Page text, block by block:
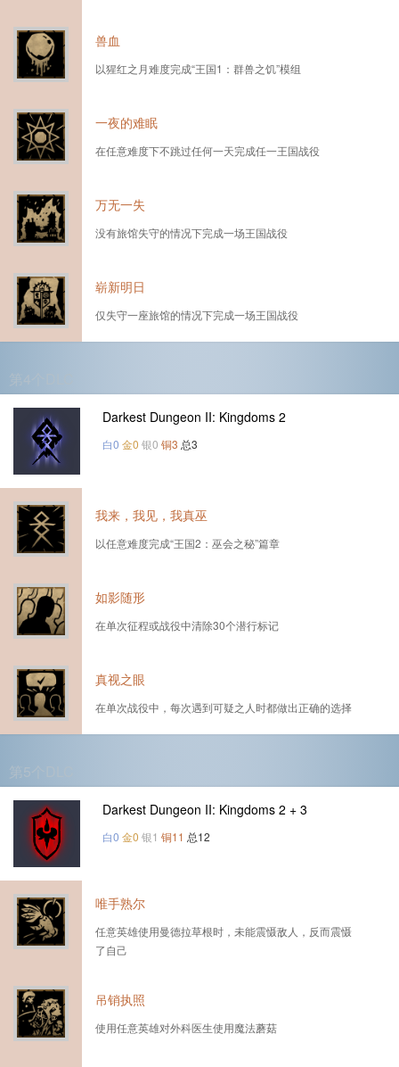
兽血
以猩红之月难度完成“王国1：群兽之饥”模组
一夜的难眠
在任意难度下不跳过任何一天完成任一王国战役
万无一失
没有旅馆失守的情况下完成一场王国战役
崭新明日
仅失守一座旅馆的情况下完成一场王国战役
Darkest Dungeon II: Kingdoms 2
白0 金0 银0 铜3 总3
我来，我见，我真巫
以任意难度完成“王国2：巫会之秘”篇章
如影随形
在单次征程或战役中清除30个潜行标记
真视之眼
在单次战役中，每次遇到可疑之人时都做出正确的选择
第5个DLC
Darkest Dungeon II: Kingdoms 2 + 3
白0 金0 银1 铜11 总12
唯手熟尔
任意英雄使用曼德拉草根时，未能震慑敌人，反而震慑
了自己
吊销执照
使用任意英雄对外科医生使用魔法蘑菇